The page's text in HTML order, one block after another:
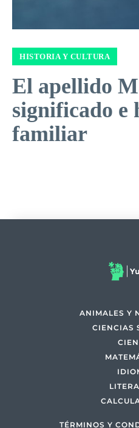
HISTORIA Y CULTURA
El apellido
significado e
familiar
ANIMALES Y
CIENCIAS
TÉRMINOS Y